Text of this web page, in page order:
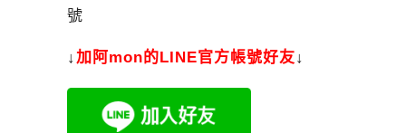
號
↓加 阿mon的LINE官方帳號好友↓